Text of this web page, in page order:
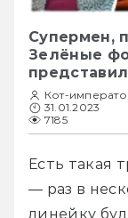
Супермен,
Зелёные
Кот-
31.01.2023
7185
Есть такая
— раз в
линейку